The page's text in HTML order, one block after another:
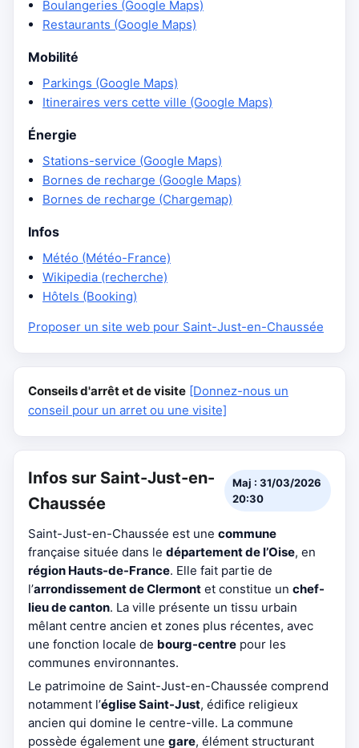
Boulangeries (Google Maps)
Restaurants (Google Maps)
Mobilité
Parkings (Google Maps)
Itineraires vers cette ville (Google Maps)
Énergie
Stations-service (Google Maps)
Bornes de recharge (Google Maps)
Bornes de recharge (Chargemap)
Infos
Météo (Météo-France)
Wikipedia (recherche)
Hôtels (Booking)
Proposer un site web pour Saint-Just-en-Chaussée
Conseils d'arrêt et de visite [Donnez-nous un
conseil pour un arret ou une visite]
Infos sur Saint-Just-en-
Chaussée
Maj : 31/03/2026
20:30
Saint-Just-en-Chaussée est une commune
française située dans le département de l’Oise, en
région Hauts-de-France. Elle fait partie de
l’arrondissement de Clermont et constitue un chef-
lieu de canton. La ville présente un tissu urbain
mêlant centre ancien et zones plus récentes, avec
une fonction locale de bourg-centre pour les
communes environnantes.
Le patrimoine de Saint-Just-en-Chaussée comprend
notamment l’église Saint-Just, édifice religieux
ancien qui domine le centre-ville. La commune
possède également une gare, élément structurant